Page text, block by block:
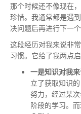
那个时候还不像现在
珍惜。我通常都是遇
决问题后再进行下一个
这段经历对我来说非
习惯。它给了我两点启
一是知识对我
立了获取知识
努力，经过某
阶段的学习。